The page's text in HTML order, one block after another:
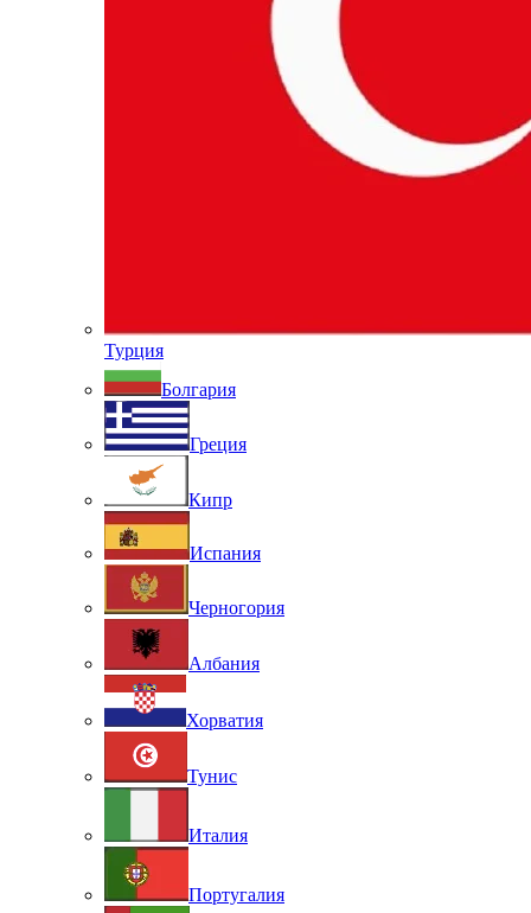
Турция
Болгария
Греция
Кипр
Испания
Черногория
Албания
Хорватия
Тунис
Италия
Португалия